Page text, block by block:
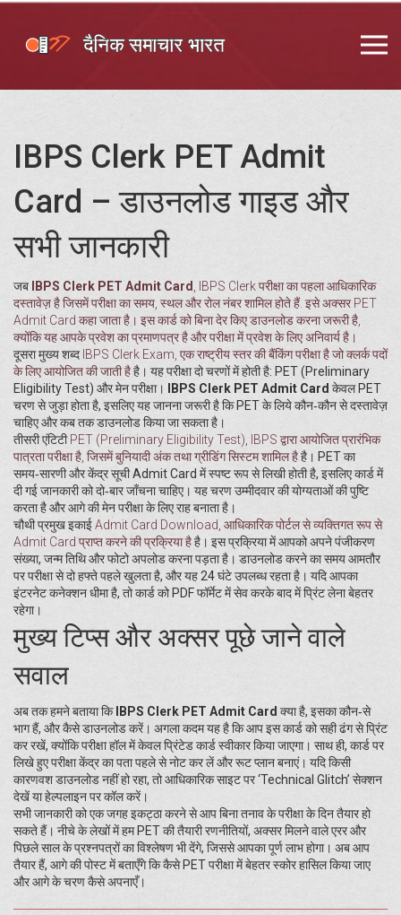
IBPS Clerk PET Admit
Card – डाउनलोड गाइड और
सभी जानकारी
जब IBPS Clerk PET Admit Card
IBPS Clerk परीक्षा का पहला आधिकारिक
दस्तावेज़ है जिसमें परीक्षा का समय, स्थल और रोल नंबर शामिल होते हैं. इसे अक्सरPET
Admit Card कहा जाता है। इस कार्ड को बिना देर किए डाउनलोड करना जरूरी है,
क्योंकि यह आपके प्रवेश का प्रमाणपत्र है और परीक्षा में प्रवेश के लिए अनिवार्य है।
दूसरा मुख्य शब्द IBPS Clerk Exam एक राष्ट्रीय स्तर की बैंकिंग परीक्षा है जो क्लर्क पदों
के लिए आयोजित की जाती हैहै। यह परीक्षा दो चरणों में होती है: PET (Preliminary
Eligibility Test) और मेन परीक्षा।
IBPS Clerk PET Admit Card केवल PET
चरण से जुड़ा होता है, इसलिए यह जानना जरूरी है कि PET के लिये कौन‑कौन से दस्तावेज़
चाहिए और कब तक डाउनलोड किया जा सकता है।
तीसरी एंटिटीPET (Preliminary Eligibility Test)
IBPS द्वारा आयोजित प्रारंभिक
पात्रता परीक्षा है, जिसमें बुनियादी अंक तथा ग्रीडिंग सिस्टम शामिल हैहै। PET का
समय‑सारणी और केंद्र सूची Admit Card में स्पष्ट रूप से लिखी होती है, इसलिए कार्ड में
दी गई जानकारी को दो‑बार जाँचना चाहिए। यह चरण उम्मीदवार की योग्यताओं की पुष्टि
करता है और आगे की मेन परीक्षा के लिए राह बनाता है।
चौथी प्रमुख इकाईAdmit Card Download आधिकारिक पोर्टल से व्यक्तिगत रूप से
Admit Card प्राप्त करने की प्रक्रिया हैहै। इस प्रक्रिया में आपको अपने पंजीकरण
संख्या, जन्म तिथि और फोटो अपलोड करना पड़ता है। डाउनलोड करने का समय आमतौर
पर परीक्षा से दो हफ्ते पहले खुलता है, और यह 24 घंटे उपलब्ध रहता है। यदि आपका
इंटरनेट कनेक्शन धीमा है, तो कार्ड को PDF फॉर्मेट में सेव करके बाद में प्रिंट लेना बेहतर
रहेगा।
मुख्य टिप्स और अक्सर पूछे जाने वाले
सवाल
अब तक हमने बताया कि IBPS Clerk PET Admit Card क्या है, इसका कौन‑से
भाग हैं, और कैसे डाउनलोड करें। अगला कदम यह है कि आप इस कार्ड को सही ढंग से प्रिंट
कर रखें, क्योंकि परीक्षा हॉल में केवल प्रिंटेड कार्ड स्वीकार किया जाएगा। साथ ही, कार्ड पर
लिखे हुए परीक्षा केंद्र का पता पहले से नोट कर लें और रूट प्लान बनाएं। यदि किसी
कारणवश डाउनलोड नहीं हो रहा, तो आधिकारिक साइट पर ‘Technical Glitch’ सेक्शन
देखें या हेल्पलाइन पर कॉल करें।
सभी जानकारी को एक जगह इकट्ठा करने से आप बिना तनाव के परीक्षा के दिन तैयार हो
सकते हैं। नीचे के लेखों में हम PET की तैयारी रणनीतियों, अक्सर मिलने वाले एरर और
पिछले साल के प्रश्नपत्रों का विश्लेषण भी देंगे, जिससे आपका पूर्ण लाभ होगा। अब आप
तैयार हैं, आगे की पोस्ट में बताएँगे कि कैसे PET परीक्षा में बेहतर स्कोर हासिल किया जाए
और आगे के चरण कैसे अपनाएँ।